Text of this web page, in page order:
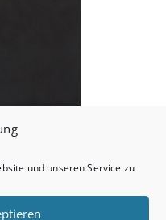
und unseren Service zu